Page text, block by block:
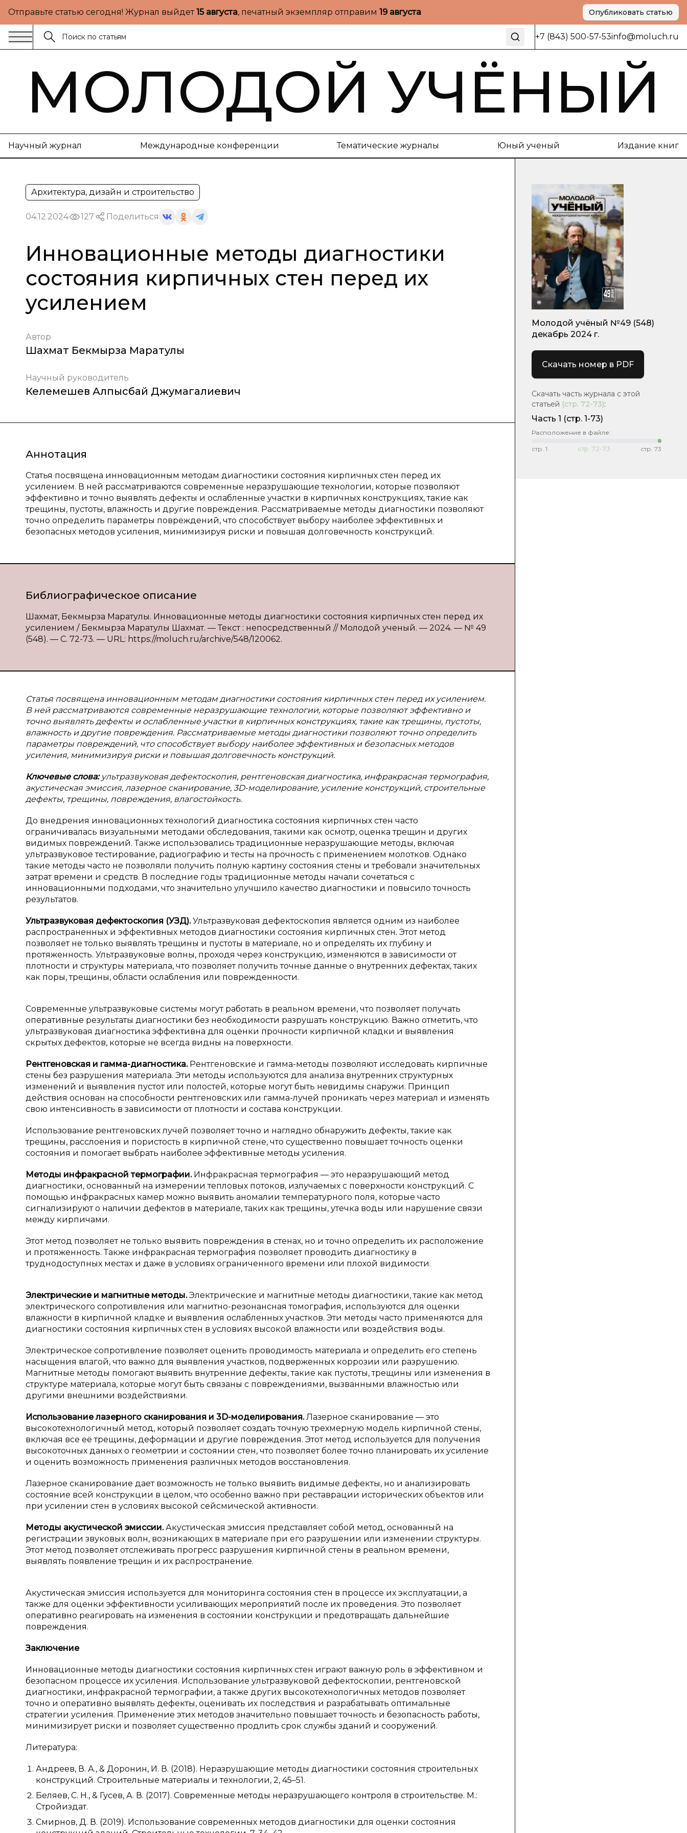
Отправьте статью сегодня! Журнал выйдет15 августа, печатный экземпляр отправим 19 августа Опубликовать статью
+7 (843) 500-57-53info@moluch.ru
МОЛОДОЙ УЧЁНЫЙ
Научный журнал Международные конференции Тематические журналы Юный ученый Издание книг
Архитектура, дизайн и строительство
04.12.2024 127 Поделиться
Инновационные методы диагностики
состояния кирпичных стен перед их
усилением
Автор
Шахмат Бекмырза Маратулы
Научный руководитель
Келемешев Алпысбай Джумагалиевич
Аннотация
Статья посвящена инновационным методам диагностики состояния кирпичных стен перед их
усилением. В ней рассматриваются современные неразрушающие технологии, которые позволяют
эффективно и точно выявлять дефекты и ослабленные участки в кирпичных конструкциях, такие как
трещины, пустоты, влажность и другие повреждения. Рассматриваемые методы диагностики позволяют
точно определить параметры повреждений, что способствует выбору наиболее эффективных и
безопасных методов усиления, минимизируя риски и повышая долговечность конструкций.
Библиографическое описание
Шахмат, Бекмырза Маратулы. Инновационные методы диагностики состояния кирпичных стен перед их
усилением / Бекмырза Маратулы Шахмат. — Текст : непосредственный // Молодой ученый. — 2024. — № 49
(548). — С. 72-73. — URL: https://moluch.ru/archive/548/120062.
Статья посвящена инновационным методам диагностики состояния кирпичных стен перед их усилением.
В ней рассматриваются современные неразрушающие технологии, которые позволяют эффективно и
точно выявлять дефекты и ослабленные участки в кирпичных конструкциях, такие как трещины, пустоты,
влажность и другие повреждения. Рассматриваемые методы диагностики позволяют точно определить
параметры повреждений, что способствует выбору наиболее эффективных и безопасных методов
усиления, минимизируя риски и повышая долговечность конструкций.
Ключевые слова: ультразвуковая дефектоскопия, рентгеновская диагностика, инфракрасная термография,
акустическая эмиссия, лазерное сканирование, 3D-моделирование, усиление конструкций, строительные
дефекты, трещины, повреждения, влагостойкость.
До внедрения инновационных технологий диагностика состояния кирпичных стен часто
ограничивалась визуальными методами обследования, такими как осмотр, оценка трещин и других
видимых повреждений. Также использовались традиционные неразрушающие методы, включая
ультразвуковое тестирование, радиографию и тесты на прочность с применением молотков. Однако
такие методы часто не позволяли получить полную картину состояния стены и требовали значительных
затрат времени и средств. В последние годы традиционные методы начали сочетаться с
инновационными подходами, что значительно улучшило качество диагностики и повысило точность
результатов.
Ультразвуковая дефектоскопия (УЗД).Ультразвуковая дефектоскопия является одним из наиболее
распространенных и эффективных методов диагностики состояния кирпичных стен. Этот метод
позволяет не только выявлять трещины и пустоты в материале, но и определять их глубину и
протяженность. Ультразвуковые волны, проходя через конструкцию, изменяются в зависимости от
плотности и структуры материала, что позволяет получить точные данные о внутренних дефектах, таких
как поры, трещины, области ослабления или поврежденности.
Современные ультразвуковые системы могут работать в реальном времени, что позволяет получать
оперативные результаты диагностики без необходимости разрушать конструкцию. Важно отметить, что
ультразвуковая диагностика эффективна для оценки прочности кирпичной кладки и выявления
скрытых дефектов, которые не всегда видны на поверхности.
Рентгеновская и гамма-диагностика. Рентгеновские и гамма-методы позволяют исследовать кирпичные
стены без разрушения материала. Эти методы используются для анализа внутренних структурных
изменений и выявления пустот или полостей, которые могут быть невидимы снаружи. Принцип
действия основан на способности рентгеновских или гамма-лучей проникать через материал и изменять
свою интенсивность в зависимости от плотности и состава конструкции.
Использование рентгеновских лучей позволяет точно и наглядно обнаружить дефекты, такие как
трещины, расслоения и пористость в кирпичной стене, что существенно повышает точность оценки
состояния и помогает выбрать наиболее эффективные методы усиления.
Методы инфракрасной термографии. Инфракрасная термография — это неразрушающий метод
диагностики, основанный на измерении тепловых потоков, излучаемых с поверхности конструкций. С
помощью инфракрасных камер можно выявить аномалии температурного поля, которые часто
сигнализируют о наличии дефектов в материале, таких как трещины, утечка воды или нарушение связи
между кирпичами.
Этот метод позволяет не только выявить повреждения в стенах, но и точно определить их расположение
и протяженность. Также инфракрасная термография позволяет проводить диагностику в
труднодоступных местах и даже в условиях ограниченного времени или плохой видимости.
Электрические и магнитные методы.Электрические и магнитные методы диагностики, такие как метод
электрического сопротивления или магнитно-резонансная томография, используются для оценки
влажности в кирпичной кладке и выявления ослабленных участков. Эти методы часто применяются для
диагностики состояния кирпичных стен в условиях высокой влажности или воздействия воды.
Электрическое сопротивление позволяет оценить проводимость материала и определить его степень
насыщения влагой, что важно для выявления участков, подверженных коррозии или разрушению.
Магнитные методы помогают выявить внутренние дефекты, такие как пустоты, трещины или изменения в
структуре материала, которые могут быть связаны с повреждениями, вызванными влажностью или
другими внешними воздействиями.
Использование лазерного сканирования и 3D-моделирования.Лазерное сканирование — это
высокотехнологичный метод, который позволяет создать точную трехмерную модель кирпичной стены,
включая все её трещины, деформации и другие повреждения. Этот метод используется для получения
высокоточных данных о геометрии и состоянии стен, что позволяет более точно планировать их усиление
и оценить возможность применения различных методов восстановления.
Лазерное сканирование дает возможность не только выявить видимые дефекты, но и анализировать
состояние всей конструкции в целом, что особенно важно при реставрации исторических объектов или
при усилении стен в условиях высокой сейсмической активности.
Методы акустической эмиссии.Акустическая эмиссия представляет собой метод, основанный на
регистрации звуковых волн, возникающих в материале при его разрушении или изменении структуры.
Этот метод позволяет отслеживать прогресс разрушения кирпичной стены в реальном времени,
выявлять появление трещин и их распространение.
Акустическая эмиссия используется для мониторинга состояния стен в процессе их эксплуатации, а
также для оценки эффективности усиливающих мероприятий после их проведения. Это позволяет
оперативно реагировать на изменения в состоянии конструкции и предотвращать дальнейшие
повреждения.
Заключение
Инновационные методы диагностики состояния кирпичных стен играют важную роль в эффективном и
безопасном процессе их усиления. Использование ультразвуковой дефектоскопии, рентгеновской
диагностики, инфракрасной термографии, а также других высокотехнологичных методов позволяет
точно и оперативно выявлять дефекты, оценивать их последствия и разрабатывать оптимальные
стратегии усиления. Применение этих методов значительно повышает точность и безопасность работы,
минимизирует риски и позволяет существенно продлить срок службы зданий и сооружений.
Литература:
Андреев, В. А., & Доронин, И. В. (2018). Неразрушающие методы диагностики состояния строительных
конструкций. Строительные материалы и технологии, 2, 45–51.
Беляев, С. Н., & Гусев, А. В. (2017). Современные методы неразрушающего контроля в строительстве. М.:
Стройиздат.
Смирнов, Д. В. (2019). Использование современных методов диагностики для оценки состояния
Молодой учёный №49 (548)
декабрь 2024 г.
Скачать номер в PDF
Скачать часть журнала с этой
статьей (стр. 72-73):
Часть 1 (стр. 1-73)
Расположение в файле:
стр. 1 стр. 72-73 стр. 73